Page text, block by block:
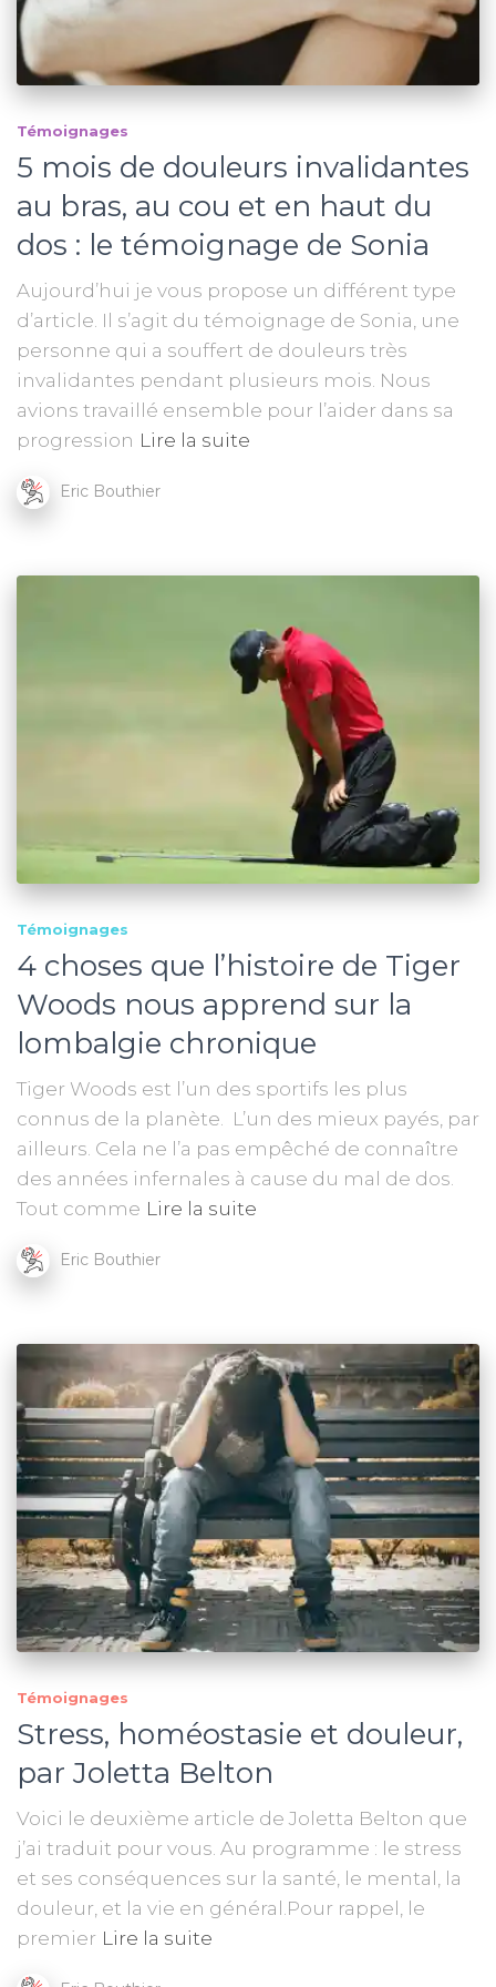
Témoignages
5 mois de douleurs invalidantes
au bras, au cou et en haut du
dos : le témoignage de Sonia
Aujourd’hui je vous propose un différent type
d’article. Il s’agit du témoignage de Sonia, une
personne qui a souffert de douleurs très
invalidantes pendant plusieurs mois. Nous
avions travaillé ensemble pour l’aider dans sa
progression Lire la suite
Eric Bouthier
Témoignages
4 choses que l’histoire de Tiger
Woods nous apprend sur la
lombalgie chronique
Tiger Woods est l’un des sportifs les plus
connus de la planète. L’un des mieux payés, par
ailleurs. Cela ne l’a pas empêché de connaître
des années infernales à cause du mal de dos.
Tout comme Lire la suite
Eric Bouthier
Témoignages
Stress, homéostasie et douleur,
par Joletta Belton
Voici le deuxième article de Joletta Belton que
j’ai traduit pour vous. Au programme : le stress
et ses conséquences sur la santé, le mental, la
douleur, et la vie en général.Pour rappel, le
premier Lire la suite